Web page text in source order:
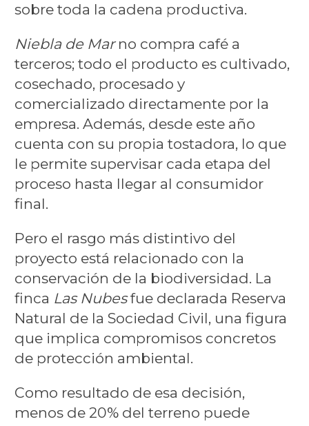
sobre toda la cadena productiva.
Niebla de Marno compra café a
terceros; todo el producto es cultivado,
cosechado, procesado y
comercializado directamente por la
empresa. Además, desde este año
cuenta con su propia tostadora, lo que
le permite supervisar cada etapa del
proceso hasta llegar al consumidor
final.
Pero el rasgo más distintivo del
proyecto está relacionado con la
conservación de la biodiversidad. La
finca Las Nubesfue declarada Reserva
Natural de la Sociedad Civil, una figura
que implica compromisos concretos
de protección ambiental.
Como resultado de esa decisión,
menos de 20% del terreno puede